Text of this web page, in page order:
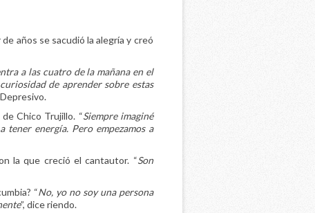
años se sacudió la alegría y creó
a las cuatro de la mañana en el
de aprender sobre estas
Chico Trujillo. “Siempre imaginé
energía. Pero empezamos a
la que creció el cantautor. “Son
“No, yo no soy una persona
”, dice riendo.